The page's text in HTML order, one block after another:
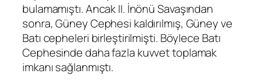
bulamamıştı. Ancak II. İnönü Savaşından
sonra, Güney Cephesi kaldırılmış, Güney ve
Batı cepheleri birleştirilmişti. Böylece Batı
Cephesinde daha fazla kuvvet toplamak
imkanı sağlanmıştı.